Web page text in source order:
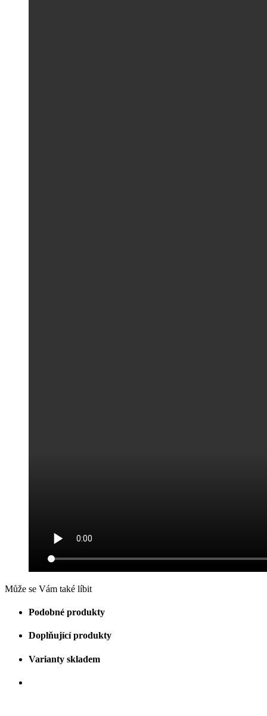
Může se Vám také líbit
Podobné produkty
Doplňující produkty
Varianty skladem